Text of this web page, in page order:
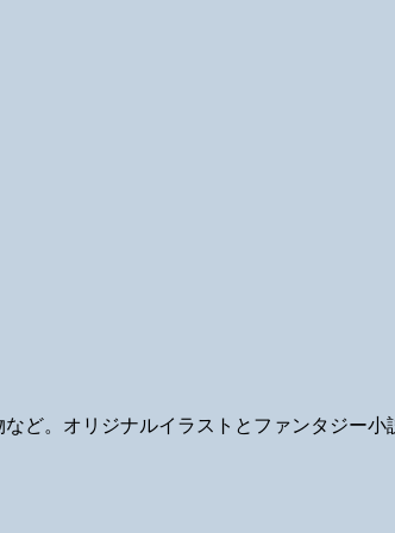
ど。オリジナルイラストとファンタジー小